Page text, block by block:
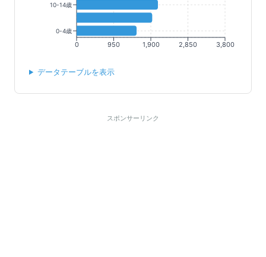
0 950 1,900 2,850 3,800
10-14歳
0-4歳
データテーブルを表示
スポンサーリンク